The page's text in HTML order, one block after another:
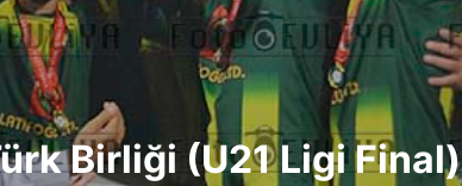
Birliği (U21 Ligi Final)